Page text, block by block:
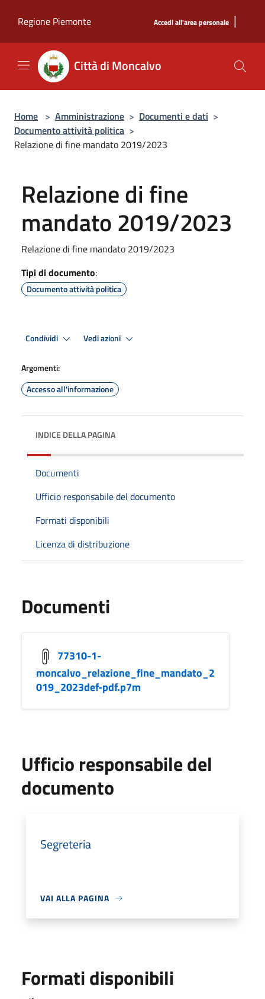
Regione Piemonte
Accedi all'area personale |
Città di Moncalvo
Home > Amministrazione > Documenti e dati >
Documento attività politica >
Relazione di fine mandato 2019/2023
Relazione di fine
mandato 2019/2023
Relazione di fine mandato 2019/2023
Tipi di documento:
Documento attività politica
Condividi Vedi azioni
Argomenti:
Accesso all'informazione
INDICE DELLA PAGINA
Documenti
Ufficio responsabile del documento
Formati disponibili
Licenza di distribuzione
Documenti
77310-1-
moncalvo_relazione_fine_mandato_2
019_2023def-pdf.p7m
Ufficio responsabile del
documento
Segreteria
VAI ALLA PAGINA
Formati disponibili